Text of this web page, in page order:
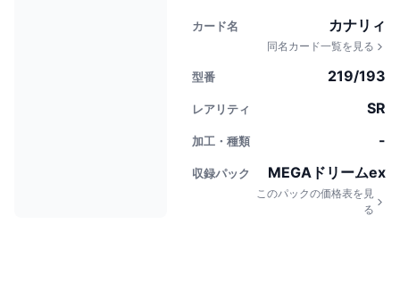
カード名 カナリィ
同名カード一覧を見る
型番 219/193
レアリティ SR
加工・種類 -
収録パック MEGAドリームex
このパックの価格表を見
る